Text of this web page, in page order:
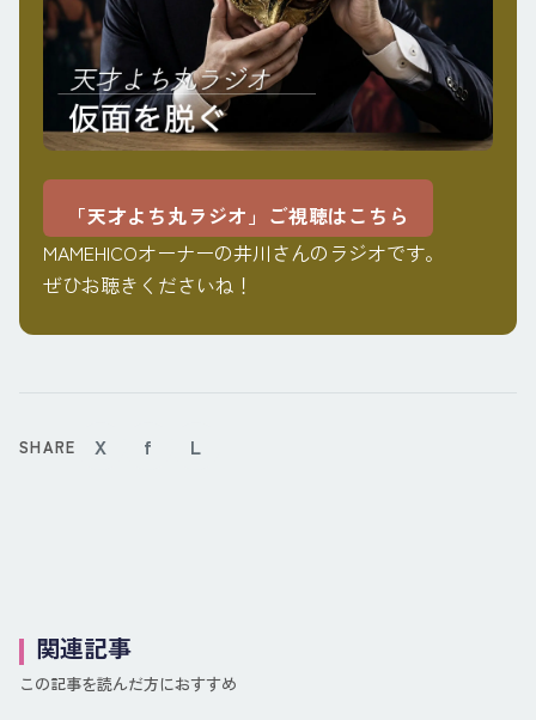
「天才よち丸ラジオ」ご視聴はこちら
MAMEHICOオーナーの井川さんのラジオです。
ぜひお聴きくださいね！
SHARE X f L
関連記事
この記事を読んだ方におすすめ